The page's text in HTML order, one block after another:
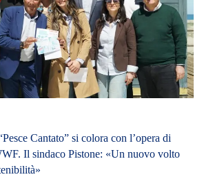
Cantato” si colora con l’opera di
Il sindaco Pistone: «Un nuovo volto